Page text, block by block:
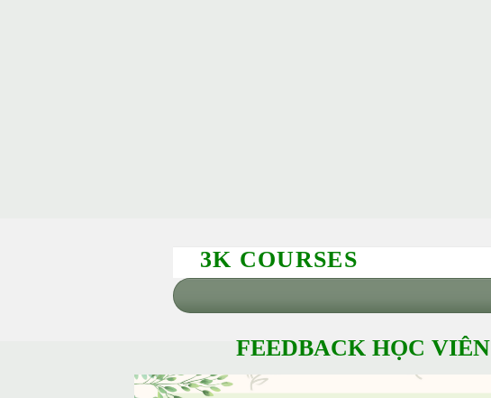
3K COURSES
FEEDBACK HỌC VIÊN